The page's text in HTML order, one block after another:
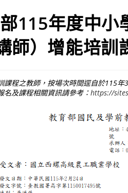
115年度中小
師）增能培訓
課程之教師，按場次時間逕自於115
名及課程相關資訊請參考：https://